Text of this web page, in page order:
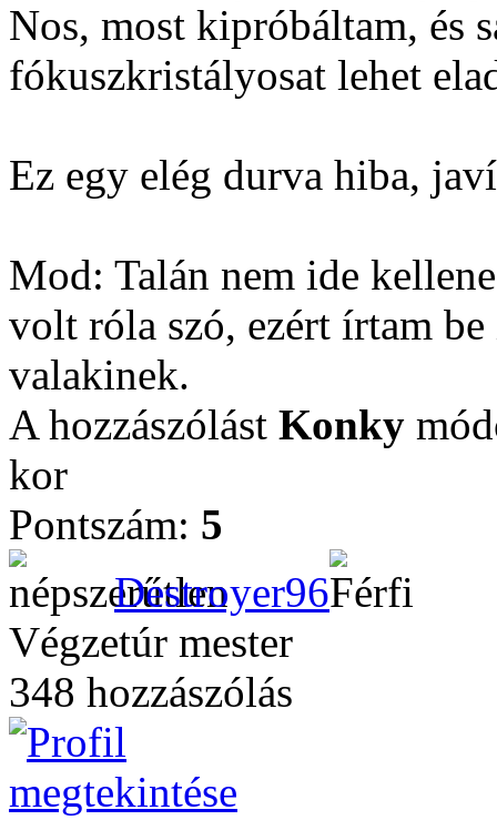
Nos, most kipróbáltam, és
fókuszkristályosat lehet
Ez egy elég durva hiba,
Mod: Talán nem ide
volt róla szó, ezért írtam
valakinek.
A hozzászólást Konky
kor
Pontszám: 5
Destroyer96
Végzetúr mester
348 hozzászólás